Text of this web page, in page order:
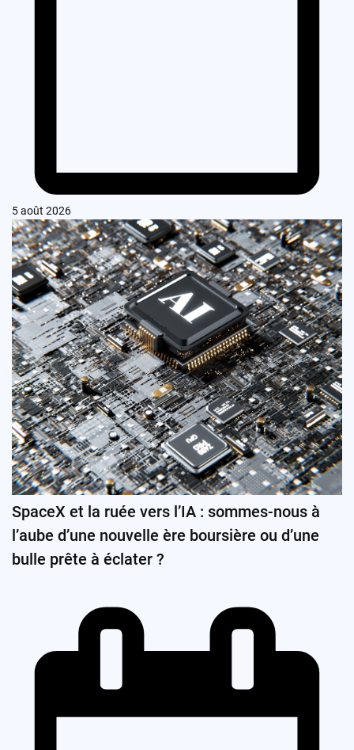
5 août 2026
SpaceX et la ruée vers l’IA : sommes-nous à
l’aube d’une nouvelle ère boursière ou d’une
bulle prête à éclater ?